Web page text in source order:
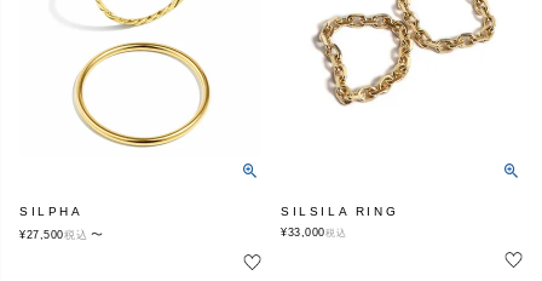
SILPHA
¥27,500税込 〜
SILSILA RING
¥33,000税込